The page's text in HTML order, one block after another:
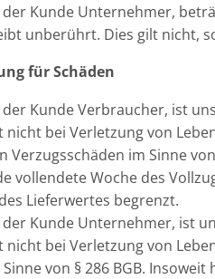
der Kunde Unternehmer,
unberührt. Dies gilt nicht,
für Schäden
der Kunde Verbraucher, ist
nicht bei Verletzung von
Verzugsschäden im Sinne
vollendete Woche des
Lieferwertes begrenzt.
der Kunde Unternehmer, ist
nicht bei Verletzung von
Sinne von § 286 BGB.